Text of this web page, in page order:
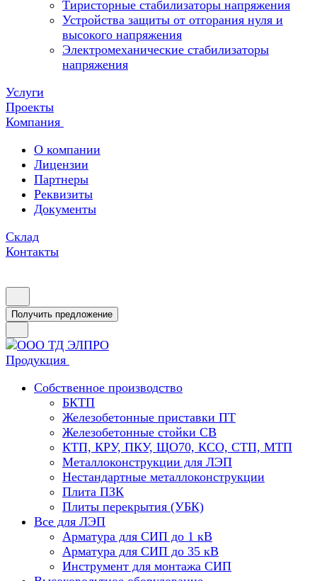
Тиристорные стабилизаторы напряжения
Устройства защиты от отгорания нуля и
высокого напряжения
Электромеханические стабилизаторы
напряжения
Услуги
Проекты
Компания
О компании
Лицензии
Партнеры
Реквизиты
Документы
Склад
Контакты
Получить предложение
Продукция
Собственное производство
БКТП
Железобетонные приставки ПТ
Железобетонные стойки СВ
КТП, КРУ, ПКУ, ЩО70, КСО, СТП, МТП
Металлоконструкции для ЛЭП
Нестандартные металлоконструкции
Плита ПЗК
Плиты перекрытия (УБК)
Все для ЛЭП
Арматура для СИП до 1 кВ
Арматура для СИП до 35 кВ
Инструмент для монтажа СИП